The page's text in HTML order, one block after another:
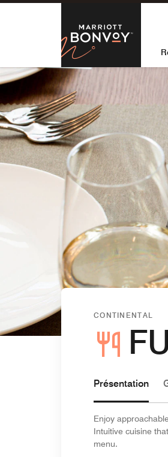
Skip to Content
CONTINENTAL
Présentation
Enjoy
Intuitive cuisine
menu.